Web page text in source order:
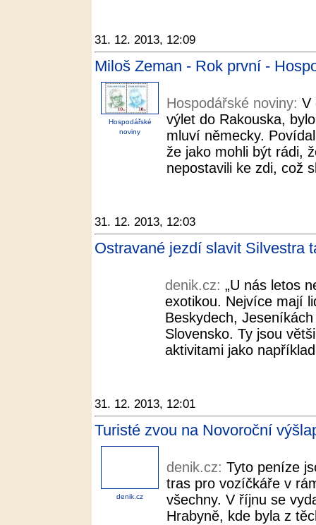
31. 12. 2013, 12:09
Miloš Zeman - Rok první -
Hospodářské
noviny
Hospodářské noviny: V
výlet do Rakouska,
mluví německy.
že jako mohli být rádi,
nepostavili ke zdi, což
31. 12. 2013, 12:03
Ostravané jezdí slavit Silvestra
denik.cz: „U nás letos
exotikou. Nejvíce mají
Beskydech,
Slovensko. Ty jsou
aktivitami jako
31. 12. 2013, 12:01
Turisté zvou na Novoroční
denik.cz
denik.cz: Tyto peníze
tras pro vozíčkáře v
všechny. V říjnu se
Hrabyně, kde byla z